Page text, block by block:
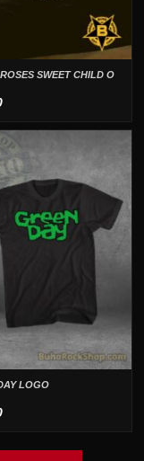
SWEET CHILD O
LOGO